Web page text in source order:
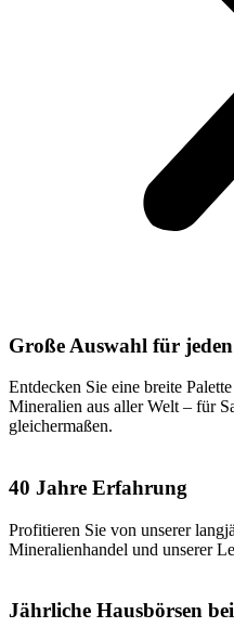
Große Auswahl für jeden
Entdecken Sie eine breite
Mineralien aus aller Welt – für
gleichermaßen.
40 Jahre Erfahrung
Profitieren Sie von unserer
Mineralienhandel und unserer
Jährliche Hausbörsen